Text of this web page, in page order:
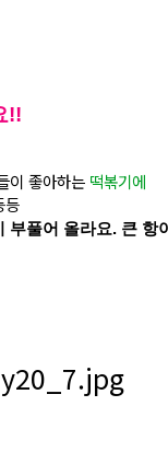
!!
이 좋아하는 떡볶기에
등
부풀어 올라요. 큰 항